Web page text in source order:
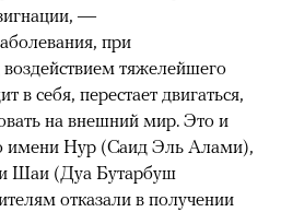
—
при
тяжелейшего
в себя, перестает двигаться,
на внешний мир. Это и
имени Нур (Саид Эль Алами),
Шаи (Дуа Бутарбуш
отказали в получении